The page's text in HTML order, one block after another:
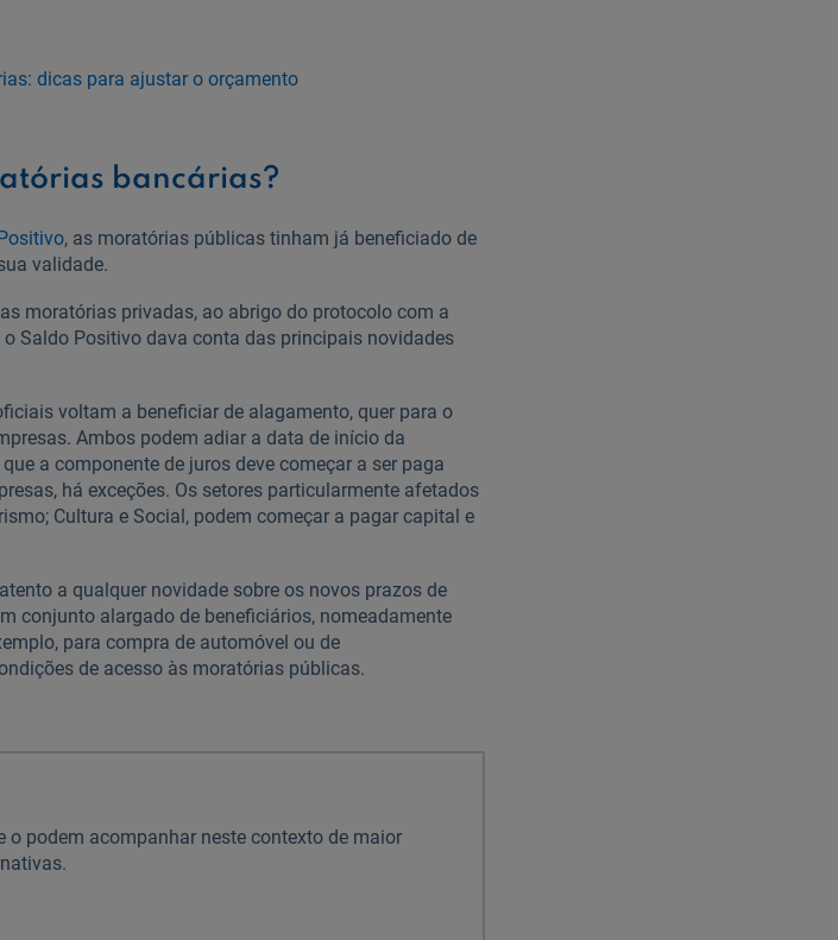
dicas para ajustar o orçamento
bancárias?
, as moratórias públicas tinham já beneficiado de
validade.
moratórias privadas, ao abrigo do protocolo com a
Saldo Positivo dava conta das principais novidades
voltam a beneficiar de alagamento, quer para o
Ambos podem adiar a data de início da
a componente de juros deve começar a ser paga
há exceções. Os setores particularmente afetados
Cultura e Social, podem começar a pagar capital e
a qualquer novidade sobre os novos prazos de
conjunto alargado de beneficiários, nomeadamente
para compra de automóvel ou de
de acesso às moratórias públicas.
o podem acompanhar neste contexto de maior